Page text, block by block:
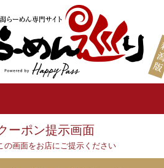
ーポン提示画面
の画面をお店にご提示ください